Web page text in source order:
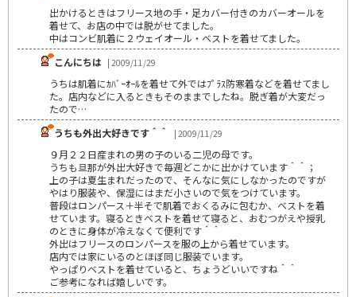
出かけるときはフリース地の手・足カバー付きのカバーオールを
着せて、お店の中では脱がせてました。
中はコンビ肌着に２ウェイオール・ベストを着せてました。
こんにちは | 2009/11/29
うちは肌着にｶﾊﾞｰｵｰﾙを着せて外ではﾌﾟﾗｽ防寒着などを着せてまし
た。店内などに入るときもそのままでしたね。脱ぎ着が大変だっ
たので…
うちも外出大好きです＾＾
| 2009/11/29
９月２２日産まれの男の子のいる二児の母です。
うちも旦那が外出大好きで毎週どこかに出かけています＾＾；
上の子は夏生まれだったので、そんなに気にしなかったのですが
やはり服装や、保湿にはまだ小さいので気をつけています。
普段はロンパース＋半そで肌着でおくるみに包むか、ベストを着
せています。寝るときベストを着せて寝ると、おむつがえや授乳
のときに身体が冷えなくて便利です＾＾
外出はフリースのロンパースを服の上から着せています。
店内では家にいるのとほぼ同じ服装でいます。
やっぱりベストを着せていると、ちょうどいいですね＾＾
ご参考になれば嬉しいです。